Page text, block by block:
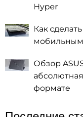
Hyper
Как
Обзор
формате